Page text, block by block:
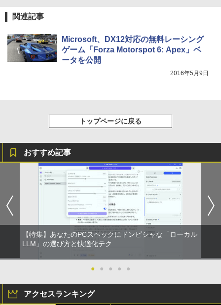
関連記事
Microsoft、DX12対応の無料レーシング
ゲーム「Forza Motorspot 6: Apex」ベ
ータを公開
2016年5月9日
トップページに戻る
おすすめ記事
【特集】あなたのPCスペックにドンピシャな「ローカル
LLM」の選び方と快適化テク
● ● ● ● ●
アクセスランキング